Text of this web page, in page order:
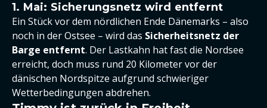
1. Mai: Sicherungsnetz wird entfernt
Ein Stück vor dem nördlichen Ende Dänemarks – also
noch in der Ostsee – wird das Sicherheitsnetz der
Barge entfernt. Der Lastkahn hat fast die Nordsee
erreicht, doch muss rund 20 Kilometer vor der
dänischen Nordspitze aufgrund schwieriger
Wetterbedingungen abdrehen.